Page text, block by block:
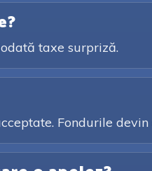
taxe surpriză.
Fondurile